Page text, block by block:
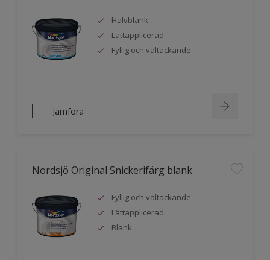
Halvblank
Lättapplicerad
Fyllig och vältäckande
Jämföra
Nordsjö Original Snickerifärg blank
Fyllig och vältäckande
Lättapplicerad
Blank